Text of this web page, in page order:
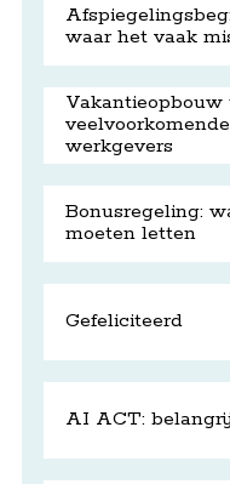
waar het vaak
Vakantieopbouw
werkgevers
Bonusregeling:
moeten letten
Gefeliciteerd
AI ACT: